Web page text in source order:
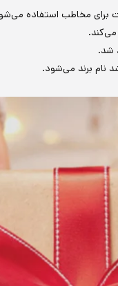
مخاطب استفاده
شد.
نام برند می‌شود.